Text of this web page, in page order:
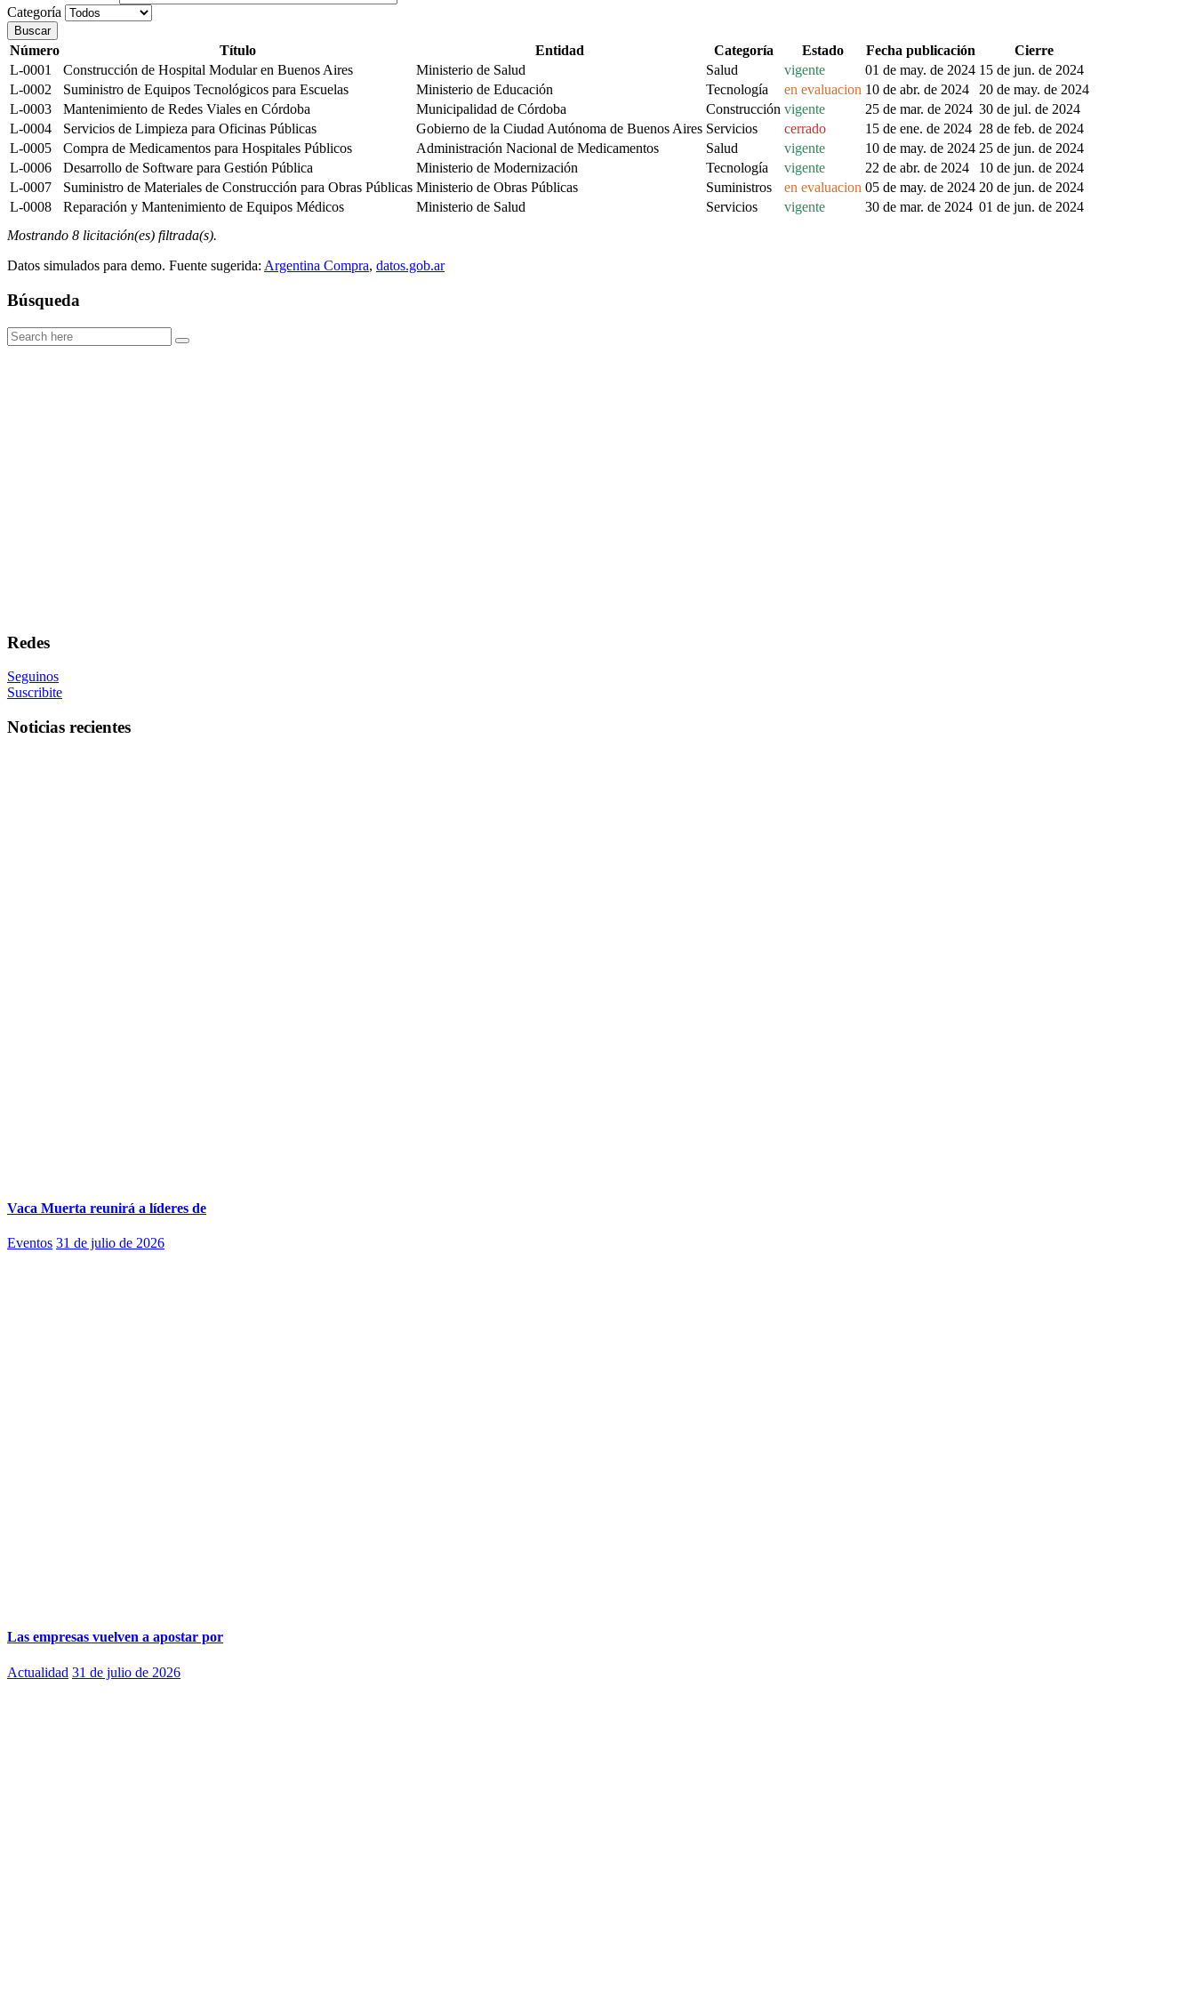
Categoría
Buscar
Número Título Entidad Categoría Estado Fecha publicación
Cierre
L-0001
Construcción de Hospital Modular en Buenos Aires Ministerio de Salud Salud vigente 01 de may. de 2024 15 de jun. de 2024
L-0002
Suministro de Equipos Tecnológicos para Escuelas Ministerio de Educación Tecnología en evaluacion 10 de abr. de 2024
20 de may. de 2024
L-0003
Mantenimiento de Redes Viales en Córdoba Municipalidad de Córdoba Construcción vigente 25 de mar. de 2024 30 de jul. de 2024
L-0004
Servicios de Limpieza para Oficinas Públicas Gobierno de la Ciudad Autónoma de Buenos Aires Servicios cerrado 15 de ene. de 2024 28 de feb. de 2024
L-0005
Compra de Medicamentos para Hospitales Públicos Administración Nacional de Medicamentos Salud vigente 10 de may. de 2024 25 de jun. de 2024
L-0006
Desarrollo de Software para Gestión Pública Ministerio de Modernización Tecnología vigente 22 de abr. de 2024
10 de jun. de 2024
L-0007
Suministro de Materiales de Construcción para Obras Públicas Ministerio de Obras Públicas Suministros en evaluacion 05 de may. de 2024 20 de jun. de 2024
L-0008
Reparación y Mantenimiento de Equipos Médicos Ministerio de Salud Servicios vigente 30 de mar. de 2024 01 de jun. de 2024
Mostrando 8 licitación(es) filtrada(s).
Datos simulados para demo. Fuente sugerida: Argentina Compra, datos.gob.ar
Búsqueda
Redes
Seguinos
Suscribite
Noticias recientes
Vaca Muerta reunirá a líderes de
Eventos 31 de julio de 2026
Las empresas vuelven a apostar por
Actualidad 31 de julio de 2026